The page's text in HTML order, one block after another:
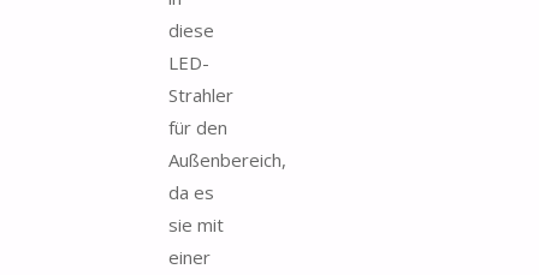
diese
LED-
Strahler
für den
Außenbereich,
da es
sie mit
einer